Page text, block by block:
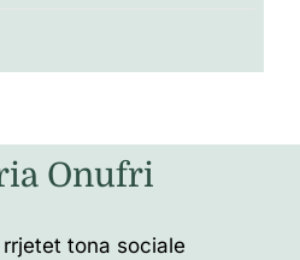
Onufri
tona sociale